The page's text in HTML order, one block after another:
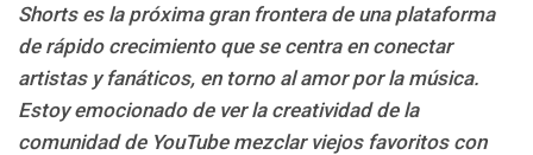
Shorts es la próxima gran frontera de una plataforma
de rápido crecimiento que se centra en conectar
artistas y fanáticos, en torno al amor por la música.
Estoy emocionado de ver la creatividad de la
comunidad de YouTube mezclar viejos favoritos con